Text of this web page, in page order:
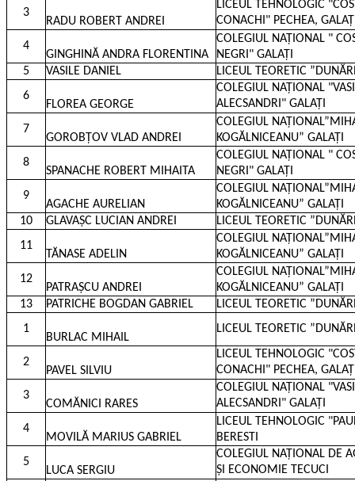
3
RADU ROBERT ANDREI
LICEUL TEHNOLOGIC
CONACHI" PECHEA,
4
GINGHINĂ ANDRA FLORENTINA
COLEGIUL NAȚIONAL "
NEGRI" GALAȚI
5
VASILE DANIEL
LICEUL TEORETIC
6
FLOREA GEORGE
COLEGIUL NAȚIONAL
ALECSANDRI" GALAȚI
7
GOROBȚOV VLAD ANDREI
COLEGIUL
KOGĂLNICEANU” GALAȚI
8
SPANACHE ROBERT MIHAITA
COLEGIUL NAȚIONAL "
NEGRI" GALAȚI
9
AGACHE AURELIAN
COLEGIUL
KOGĂLNICEANU” GALAȚI
10
GLAVAȘC LUCIAN ANDREI
LICEUL TEORETIC
11
TĂNASE ADELIN
COLEGIUL
KOGĂLNICEANU” GALAȚI
12
PATRAȘCU ANDREI
COLEGIUL
KOGĂLNICEANU” GALAȚI
13
PATRICHE BOGDAN GABRIEL
LICEUL TEORETIC
1
BURLAC MIHAIL
LICEUL TEORETIC
2
PAVEL SILVIU
LICEUL TEHNOLOGIC
CONACHI" PECHEA,
3
COMĂNICI RARES
COLEGIUL NAȚIONAL
ALECSANDRI" GALAȚI
4
MOVILĂ MARIUS GABRIEL
LICEUL TEHNOLOGIC
BERESTI
5
LUCA SERGIU
COLEGIUL NAȚIONAL DE
ȘI ECONOMIE TECUCI